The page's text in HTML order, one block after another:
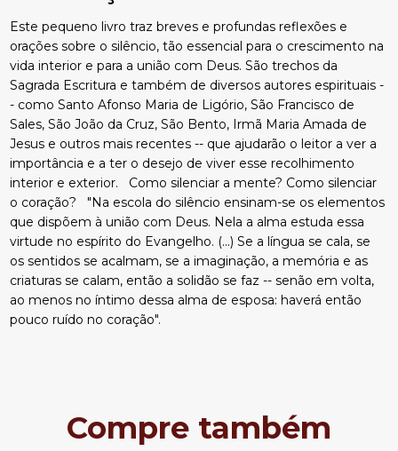
Este pequeno livro traz breves e profundas reflexões e
orações sobre o silêncio, tão essencial para o crescimento na
vida interior e para a união com Deus. São trechos da
Sagrada Escritura e também de diversos autores espirituais -
- como Santo Afonso Maria de Ligório, São Francisco de
Sales, São João da Cruz, São Bento, Irmã Maria Amada de
Jesus e outros mais recentes -- que ajudarão o leitor a ver a
importância e a ter o desejo de viver esse recolhimento
interior e exterior. Como silenciar a mente? Como silenciar
o coração? "Na escola do silêncio ensinam-se os elementos
que dispõem à união com Deus. Nela a alma estuda essa
virtude no espírito do Evangelho. (...) Se a língua se cala, se
os sentidos se acalmam, se a imaginação, a memória e as
criaturas se calam, então a solidão se faz -- senão em volta,
ao menos no íntimo dessa alma de esposa: haverá então
pouco ruído no coração".
Compre também